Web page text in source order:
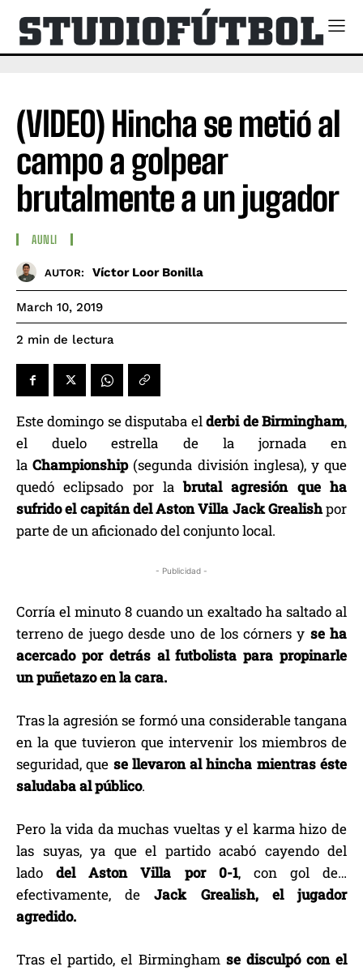
(VIDEO) Hincha se metió al
campo a golpear
brutalmente a un jugador
AUNLI
AUTOR: Víctor Loor Bonilla
March 10, 2019
2 min de lectura
Este domingo se disputaba elderbi de Birmingham,
el duelo estrella de la jornada en
laChampionship(segunda división inglesa), y que
quedó eclipsado por labrutal agresión que ha
sufrido el capitán del Aston Villa Jack Grealishpor
parte de un aficionado del conjunto local.
- Publicidad -
Corría el minuto 8 cuando un exaltado ha saltado al
terreno de juego desde uno de los córners y se ha
acercado por detrás al futbolista para propinarle
un puñetazo en la cara.
Tras la agresión se formó una considerable tangana
en la que tuvieron que intervenir los miembros de
seguridad, que se llevaron al hincha mientras éste
saludaba al público.
Pero la vida da muchas vueltas y el karma hizo de
las suyas, ya que el partido acabó cayendo del
ladodel Aston Villa por 0-1, con gol de…
efectivamente, deJack Grealish, el jugador
agredido.
Tras el partido, el Birmingham se disculpó con el